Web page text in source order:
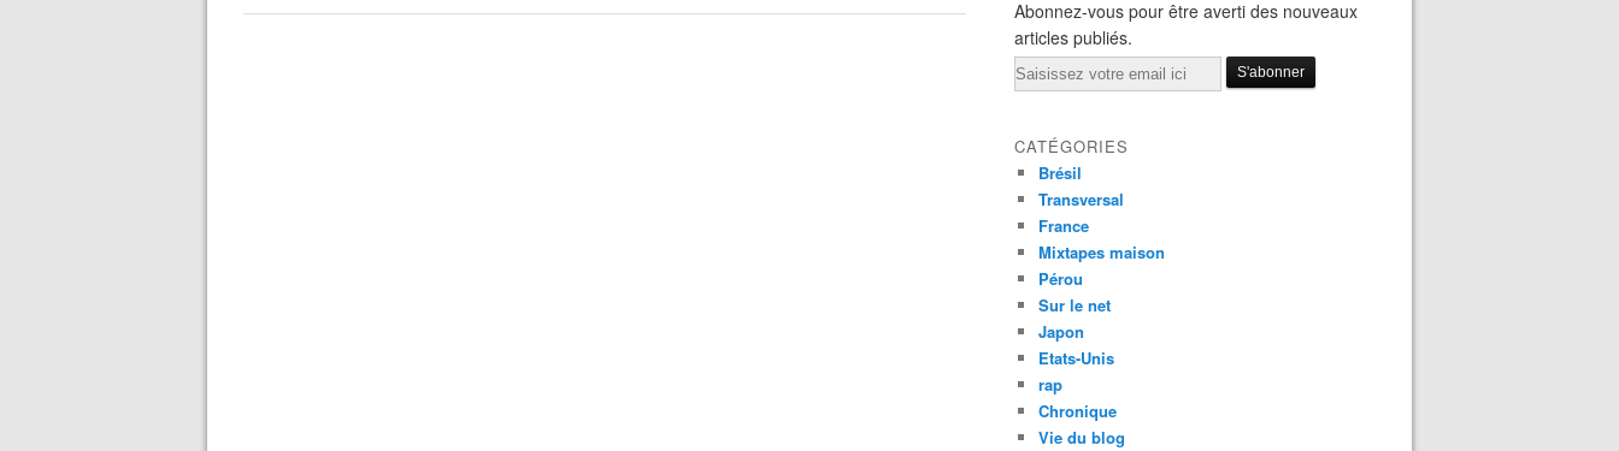
Abonnez-vous pour être averti des nouveaux
articles publiés.
Email
CATÉGORIES
Brésil
Transversal
France
Mixtapes maison
Pérou
Sur le net
Japon
Etats-Unis
rap
Chronique
Vie du blog